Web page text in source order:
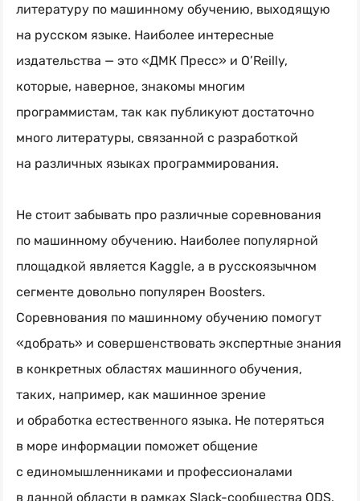
литературу по машинному обучению, выходящую
на русском языке. Наиболее интересные
издательства — это «ДМК Пресс» и O’Reilly,
которые, наверное, знакомы многим
программистам, так как публикуют достаточно
много литературы, связанной с разработкой
на различных языках программирования.
Не стоит забывать про различные соревнования
по машинному обучению. Наиболее популярной
площадкой является Kaggle, а в русскоязычном
сегменте довольно популярен Boosters.
Соревнования по машинному обучению помогут
«добрать» и совершенствовать экспертные знания
в конкретных областях машинного обучения,
таких, например, как машинное зрение
и обработка естественного языка. Не потеряться
в море информации поможет общение
с единомышленниками и профессионалами
в данной области в рамках Slack-сообщества ODS.